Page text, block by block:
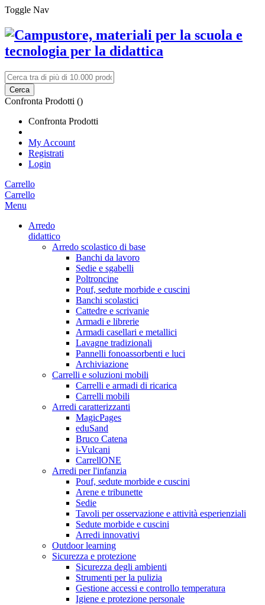
Toggle Nav
Cerca
Confronta Prodotti ()
Confronta Prodotti
My Account
Registrati
Login
Carrello
Carrello
Menu
Arredo
didattico
Arredo scolastico di base
Banchi da lavoro
Sedie e sgabelli
Poltroncine
Pouf, sedute morbide e cuscini
Banchi scolastici
Cattedre e scrivanie
Armadi e librerie
Armadi casellari e metallici
Lavagne tradizionali
Pannelli fonoassorbenti e luci
Archiviazione
Carrelli e soluzioni mobili
Carrelli e armadi di ricarica
Carrelli mobili
Arredi caratterizzanti
MagicPages
eduSand
Bruco Catena
i-Vulcani
CarrellONE
Arredi per l'infanzia
Pouf, sedute morbide e cuscini
Arene e tribunette
Sedie
Tavoli per osservazione e attività esperienziali
Sedute morbide e cuscini
Arredi innovativi
Outdoor learning
Sicurezza e protezione
Sicurezza degli ambienti
Strumenti per la pulizia
Gestione accessi e controllo temperatura
Igiene e protezione personale